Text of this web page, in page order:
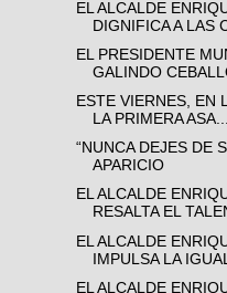
EL ALCALDE
DIGNIFICA A LAS
EL PRESIDENTE
GALINDO
ESTE VIERNES, EN
LA PRIMERA ASA...
“NUNCA DEJES DE
APARICIO
EL ALCALDE
RESALTA EL
EL ALCALDE
IMPULSA LA
EL ALCALDE